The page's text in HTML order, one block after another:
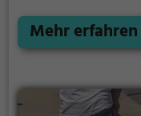
Anfänger, der
etwas zu bieten -
möchtest.
Mehr erfahren